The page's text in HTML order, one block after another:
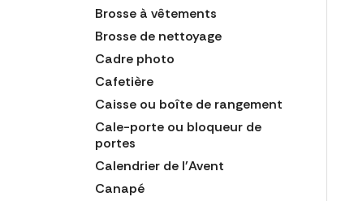
Brosse à vêtements
Brosse de nettoyage
Cadre photo
Cafetière
Caisse ou boîte de rangement
Cale-porte ou bloqueur de
portes
Calendrier de l'Avent
Canapé